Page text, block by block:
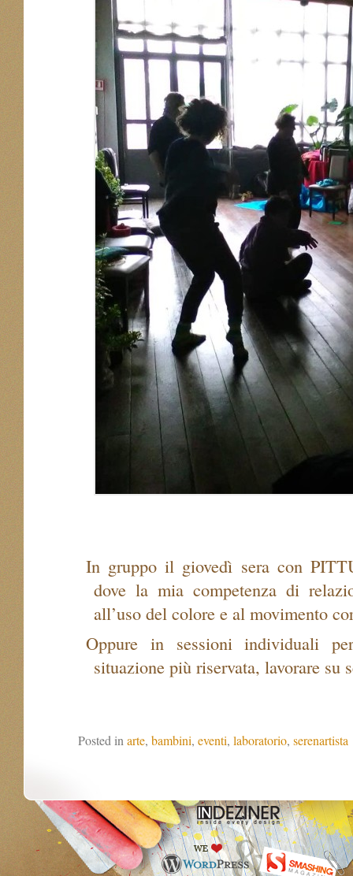
In gruppo il giovedì sera con
dove la mia competenza di
all’uso del colore e al movimento
Oppure in sessioni individuali
situazione più riservata, lavorare su
Posted in arte, bambini, eventi, laboratorio, serenartista